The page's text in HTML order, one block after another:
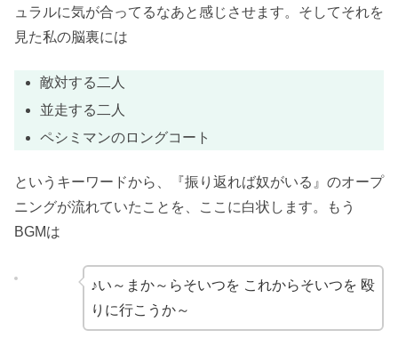
ュラルに気が合ってるなあと感じさせます。そしてそれを
見た私の脳裏には
敵対する二人
並走する二人
ペシミマンのロングコート
というキーワードから、『振り返れば奴がいる』のオープ
ニングが流れていたことを、ここに白状します。もう
BGMは
♪い～まか～らそいつを これからそいつを 殴
りに行こうか～